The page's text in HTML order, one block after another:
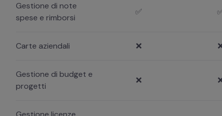
Gestione di note
spese e rimborsi
✅
Carte aziendali ❌
Gestione di budget e
progetti
❌